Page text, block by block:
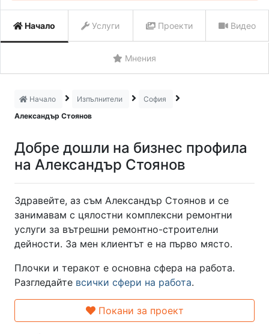
Начало Услуги Проекти Видео
Мнения
Начало Изпълнители
София
Александър Стоянов
Добре дошли на бизнес профила
на Александър Стоянов
Здравейте, аз съм Александър Стоянов и се
занимавам с цялостни комплексни ремонтни
услуги за вътрешни ремонтно-строителни
дейности. За мен клиентът е на първо място.
Плочки и теракот е основна сфера на работа.
Разгледайте всички сфери на работа.
Покани за проект